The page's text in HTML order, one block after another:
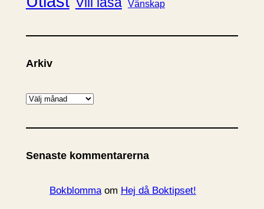
Vänskap
Arkiv
A
k
v
Senaste kommentarerna
Bokblommaom Hej då Boktipset!